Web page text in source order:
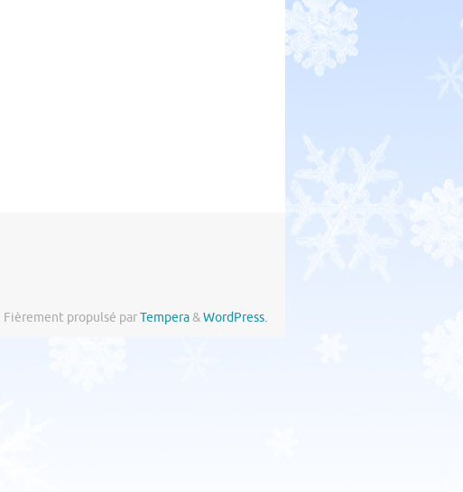
Fièrement propulsé parTempera&WordPress.